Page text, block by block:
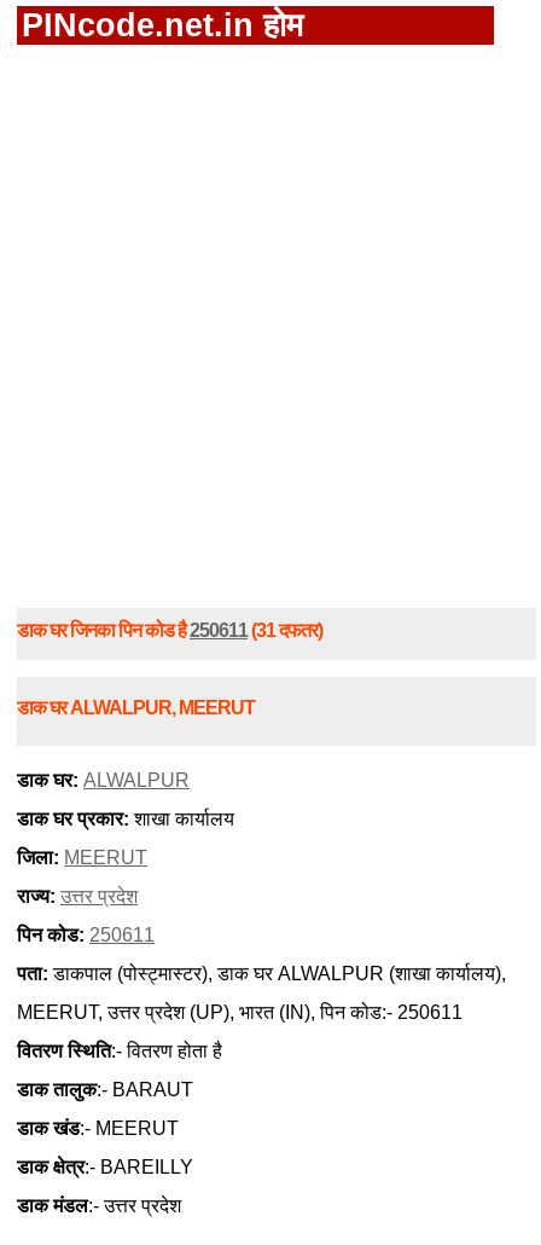
PINcode.net.in होम
डाक घर जिनका पिन कोड है250611(31 दफतर)
डाक घर ALWALPUR, MEERUT
डाक घर: ALWALPUR
डाक घर प्रकार: शाखा कार्यालय
जिला: MEERUT
राज्य: उत्तर प्रदेश
पिन कोड: 250611
पता: डाकपाल (पोस्ट्मास्टर), डाक घर ALWALPUR (शाखा कार्यालय),
MEERUT, उत्तर प्रदेश (UP), भारत (IN), पिन कोड:- 250611
वितरण स्थिति:- वितरण होता है
डाक तालुक:- BARAUT
डाक खंड:- MEERUT
डाक क्षेत्र:- BAREILLY
डाक मंडल:- उत्तर प्रदेश